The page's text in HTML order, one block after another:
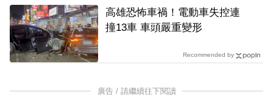
高雄恐怖車禍！電動車失控連
撞13車 車頭嚴重變形
Recommended by
廣告 / 請繼續往下閱讀